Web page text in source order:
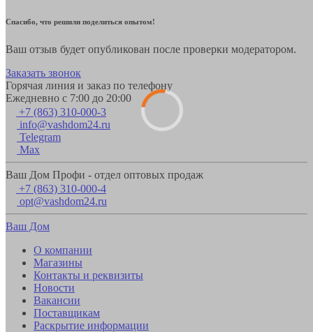
Спасибо, что решили поделиться опытом!
Ваш отзыв будет опубликован после проверки модератором.
Заказать звонок
Горячая линия и заказ по телефону
Ежедневно с 7:00 до 20:00
+7 (863) 310-000-3
info@vashdom24.ru
Telegram
Max
Ваш Дом Профи - отдел оптовых продаж
+7 (863) 310-000-4
opt@vashdom24.ru
Ваш Дом
О компании
Магазины
Контакты и реквизиты
Новости
Вакансии
Поставщикам
Раскрытие информации